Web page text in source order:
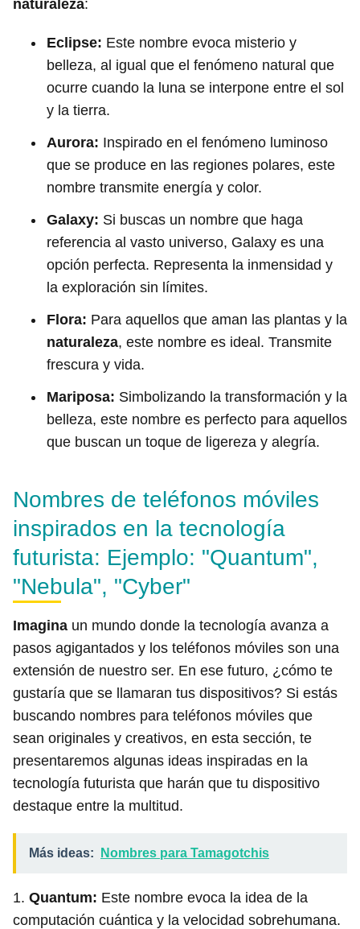
naturaleza:
Eclipse: Este nombre evoca misterio y
belleza, al igual que el fenómeno natural que
ocurre cuando la luna se interpone entre el sol
y la tierra.
Aurora: Inspirado en el fenómeno luminoso
que se produce en las regiones polares, este
nombre transmite energía y color.
Galaxy: Si buscas un nombre que haga
referencia al vasto universo, Galaxy es una
opción perfecta. Representa la inmensidad y
la exploración sin límites.
Flora: Para aquellos que aman las plantas y la
naturaleza, este nombre es ideal. Transmite
frescura y vida.
Mariposa: Simbolizando la transformación y la
belleza, este nombre es perfecto para aquellos
que buscan un toque de ligereza y alegría.
Nombres de teléfonos móviles
inspirados en la tecnología
futurista: Ejemplo: "Quantum",
"Nebula", "Cyber"
Imagina un mundo donde la tecnología avanza a
pasos agigantados y los teléfonos móviles son una
extensión de nuestro ser. En ese futuro, ¿cómo te
gustaría que se llamaran tus dispositivos? Si estás
buscando nombres para teléfonos móviles que
sean originales y creativos, en esta sección, te
presentaremos algunas ideas inspiradas en la
tecnología futurista que harán que tu dispositivo
destaque entre la multitud.
Más ideas: Nombres para Tamagotchis
1. Quantum: Este nombre evoca la idea de la
computación cuántica y la velocidad sobrehumana.